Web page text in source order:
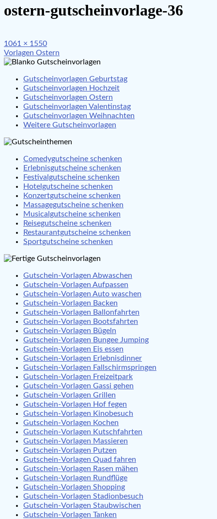
ostern-gutscheinvorlage-36
Full
size
1061 × 1550
Beitragsnavigation
Vorlagen Ostern
Gutscheinvorlagen Geburtstag
Gutscheinvorlagen Hochzeit
Gutscheinvorlagen Ostern
Gutscheinvorlagen Valentinstag
Gutscheinvorlagen Weihnachten
Weitere Gutscheinvorlagen
Comedygutscheine schenken
Erlebnisgutscheine schenken
Festivalgutscheine schenken
Hotelgutscheine schenken
Konzertgutscheine schenken
Massagegutscheine schenken
Musicalgutscheine schenken
Reisegutscheine schenken
Restaurantgutscheine schenken
Sportgutscheine schenken
Gutschein-Vorlagen Abwaschen
Gutschein-Vorlagen Aufpassen
Gutschein-Vorlagen Auto waschen
Gutschein-Vorlagen Backen
Gutschein-Vorlagen Ballonfahrten
Gutschein-Vorlagen Bootsfahrten
Gutschein-Vorlagen Bügeln
Gutschein-Vorlagen Bungee Jumping
Gutschein-Vorlagen Eis essen
Gutschein-Vorlagen Erlebnisdinner
Gutschein-Vorlagen Fallschirmspringen
Gutschein-Vorlagen Freizeitpark
Gutschein-Vorlagen Gassi gehen
Gutschein-Vorlagen Grillen
Gutschein-Vorlagen Hof fegen
Gutschein-Vorlagen Kinobesuch
Gutschein-Vorlagen Kochen
Gutschein-Vorlagen Kutschfahrten
Gutschein-Vorlagen Massieren
Gutschein-Vorlagen Putzen
Gutschein-Vorlagen Quad fahren
Gutschein-Vorlagen Rasen mähen
Gutschein-Vorlagen Rundflüge
Gutschein-Vorlagen Shopping
Gutschein-Vorlagen Stadionbesuch
Gutschein-Vorlagen Staubwischen
Gutschein-Vorlagen Tanken